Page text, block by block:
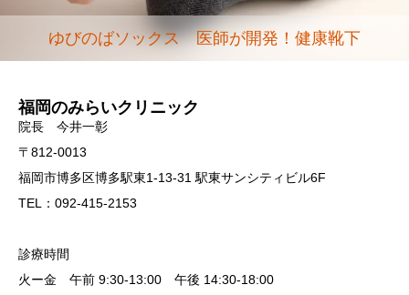
ゆびのばソックス 医師が開発！健康靴下
福岡のみらいクリニック
院長 今井一彰
〒812-0013
福岡市博多区博多駅東1-13-31 駅東サンシティビル6F
TEL：092-415-2153
診療時間
火ー金 午前 9:30-13:00 午後 14:30-18:00